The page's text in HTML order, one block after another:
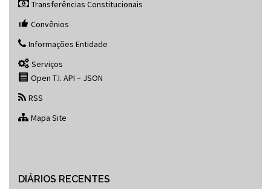
Transferências Constitucionais
Convênios
Informações Entidade
Serviços
Open T.I. API – JSON
RSS
Mapa Site
DIÁRIOS RECENTES